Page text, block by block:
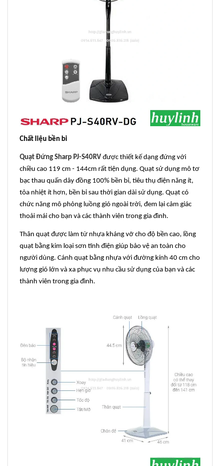
Chất liệu bền bỉ
Quạt Đứng Sharp PJ-S40RV được thiết kế dạng đứng với
chiều cao 119 cm - 144cm rất tiện dụng. Quạt sử dụng mô tơ
bạc thau quấn dây đồng 100% bền bỉ, tiêu thụ điện năng ít,
tỏa nhiệt ít hơn, bền bỉ sau thời gian dài sử dụng. Quạt có
chức năng mô phỏng luồng gió ngoài trời, đem lại cảm giác
thoải mái cho bạn và các thành viên trong gia đình.
Thân quạt được làm từ nhựa kháng vỡ cho độ bền cao, lồng
quạt bằng kim loại sơn tĩnh điện giúp bảo vệ an toàn cho
người dùng. Cánh quạt bằng nhựa với đường kính 40 cm cho
lượng gió lớn và xa phục vụ nhu cầu sử dụng của bạn và các
thành viên trong gia đình.